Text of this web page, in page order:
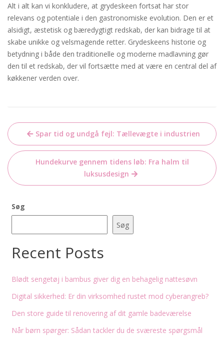
Alt i alt kan vi konkludere, at grydeskeen fortsat har stor
relevans og potentiale i den gastronomiske evolution. Den er et
alsidigt, æstetisk og bæredygtigt redskab, der kan bidrage til at
skabe unikke og velsmagende retter. Grydeskeens historie og
betydning i både den traditionelle og moderne madlavning gør
den til et redskab, der vil fortsætte med at være en central del af
køkkener verden over.
Indlægsnavigation
Spar tid og undgå fejl: Tællevægte i industrien
Hundekurve gennem tidens løb: Fra halm til
luksusdesign
Søg
Søg
Recent Posts
Blødt sengetøj i bambus giver dig en behagelig nattesøvn
Digital sikkerhed: Er din virksomhed rustet mod cyberangreb?
Den store guide til renovering af dit gamle badeværelse
Når børn spørger: Sådan tackler du de sværeste spørgsmål